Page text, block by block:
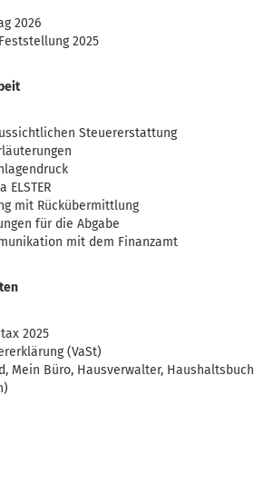
2026
2025
Steuererstattung
mit Rückübermittlung
für die Abgabe
mit dem Finanzamt
2025
(VaSt)
Mein Büro, Hausverwalter, Haushaltsbuch